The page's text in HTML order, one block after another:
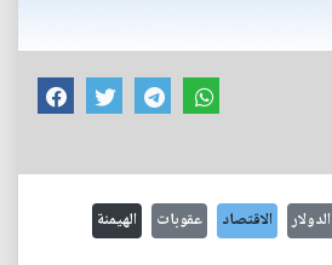
الدولار الاقتصاد عقوبات الهيمنة